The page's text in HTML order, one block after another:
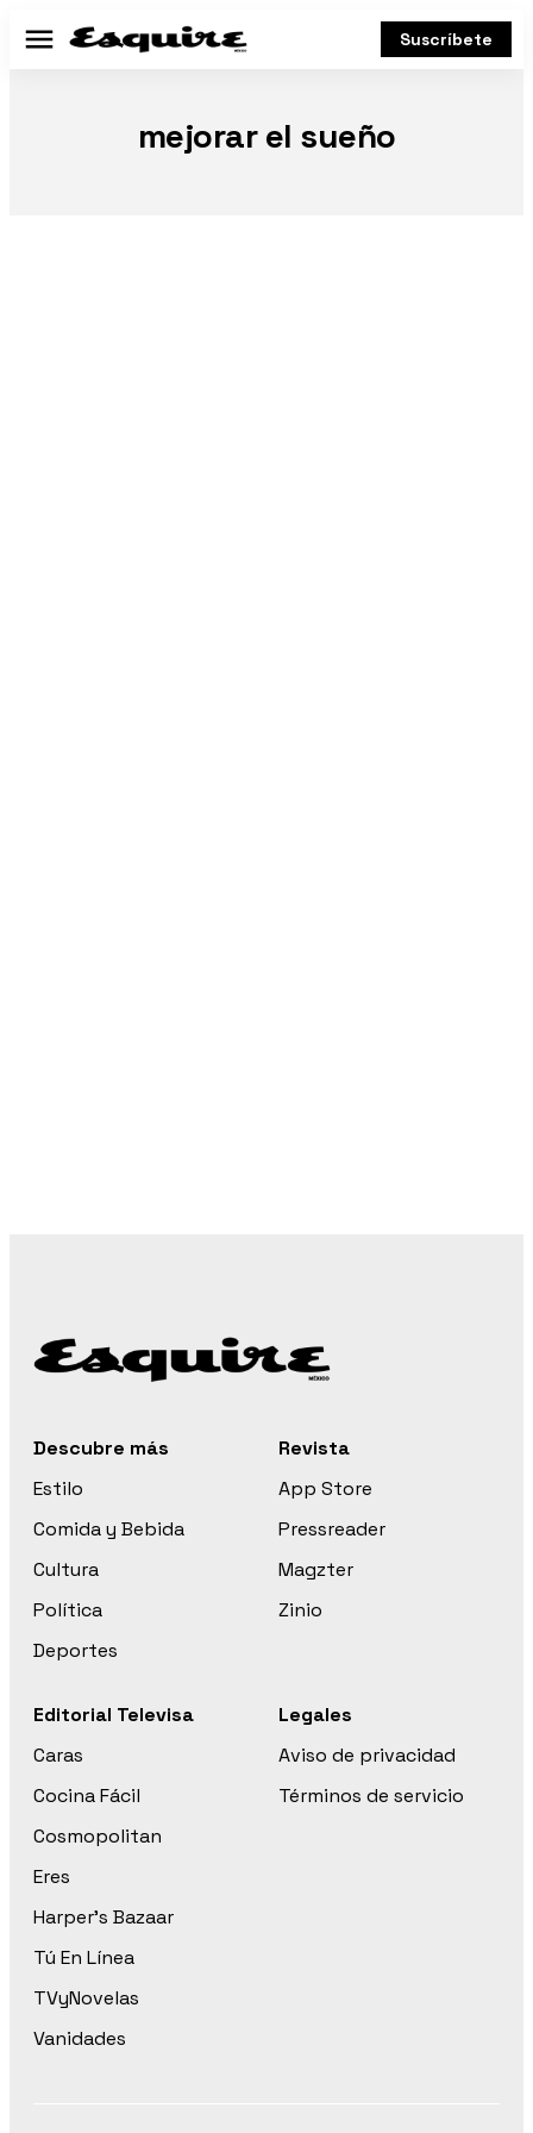
Menú Suscríbete
mejorar el sueño
Descubre más
Estilo
Comida y Bebida
Cultura
Política
Deportes
Revista
App Store
Pressreader
Magzter
Zinio
Editorial Televisa
Caras
Cocina Fácil
Cosmopolitan
Eres
Harper’s Bazaar
Tú En Línea
TVyNovelas
Vanidades
Legales
Aviso de privacidad
Términos de servicio